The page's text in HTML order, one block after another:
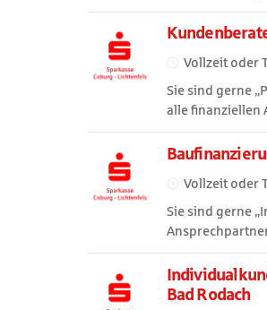
Vollzeit oder
Sie sind gerne
alle finanziellen
Vollzeit oder
Sie sind gerne
Bad Rodach